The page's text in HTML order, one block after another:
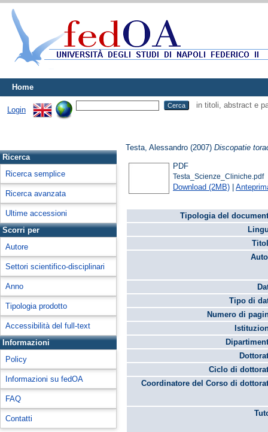
Home
Login
in titoli, abstract e
Ricerca
Ricerca semplice
Ricerca avanzata
Ultime accessioni
Scorri per
Autore
Settori scientifico-disciplinari
Anno
Tipologia prodotto
Accessibilità del full-text
Informazioni
Policy
Informazioni su fedOA
FAQ
Contatti
Testa, Alessandro (2007)Discopatie
PDF
Testa_Scienze_Cliniche.pdf
Download (2MB) |
Tipologia del
Tipo di
Numero di
Ciclo di
Coordinatore del Corso di